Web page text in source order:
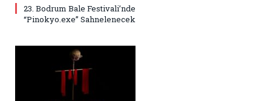
23. Bodrum Bale Festivali’nde
“Pinokyo.exe” Sahnelenecek